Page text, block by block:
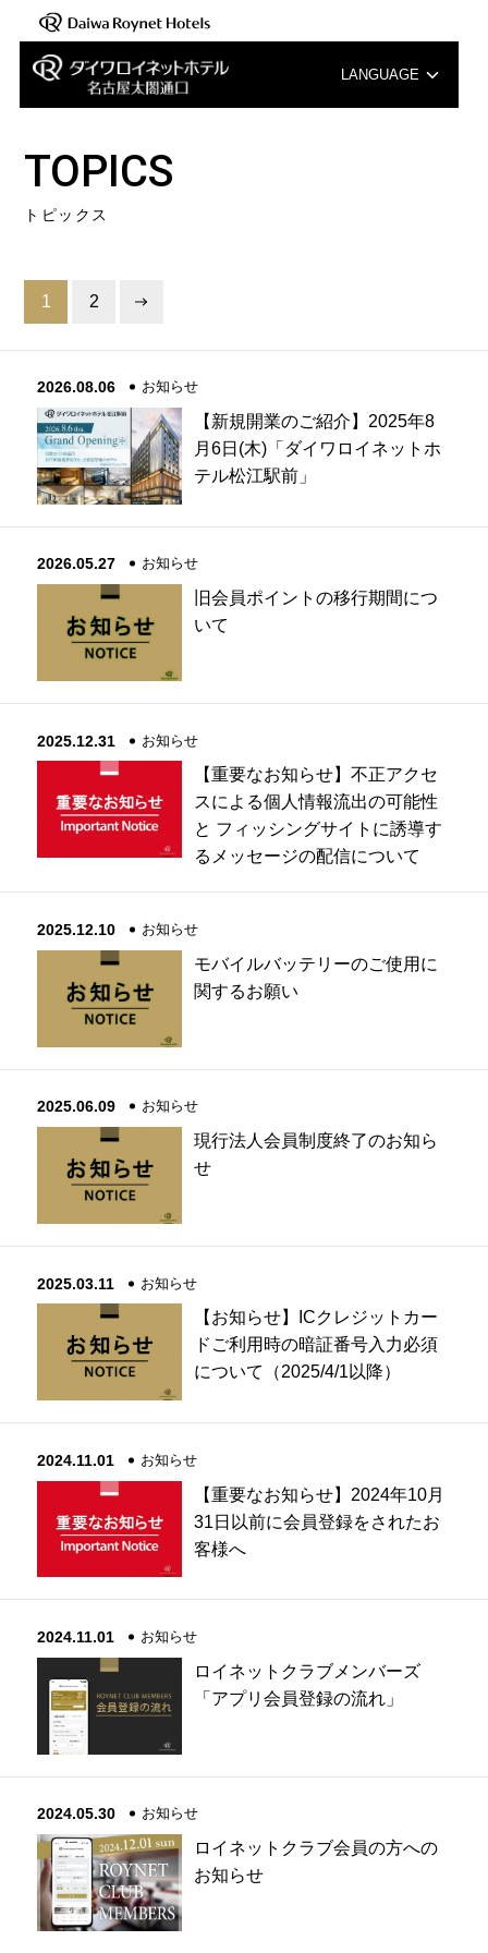
LANGUAGE
TOPICS
トピックス
1 2
2026.08.06 お知らせ
【新規開業のご紹介】2025年8
月6日(木)「ダイワロイネットホ
テル松江駅前」
2026.05.27 お知らせ
旧会員ポイントの移行期間につ
いて
2025.12.31 お知らせ
【重要なお知らせ】不正アクセ
スによる個人情報流出の可能性
と フィッシングサイトに誘導す
るメッセージの配信について
2025.12.10 お知らせ
モバイルバッテリーのご使用に
関するお願い
2025.06.09 お知らせ
現行法人会員制度終了のお知ら
せ
2025.03.11 お知らせ
【お知らせ】ICクレジットカー
ドご利用時の暗証番号入力必須
について（2025/4/1以降）
2024.11.01 お知らせ
【重要なお知らせ】2024年10月
31日以前に会員登録をされたお
客様へ
2024.11.01 お知らせ
ロイネットクラブメンバーズ
「アプリ会員登録の流れ」
2024.05.30 お知らせ
ロイネットクラブ会員の方への
お知らせ